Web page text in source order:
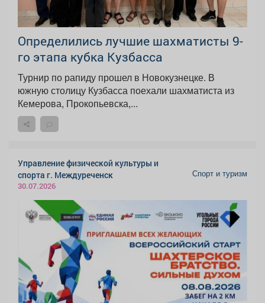
Определились лучшие шахматисты 9-
го этапа кубка Кузбасса
Турнир по рапиду прошел в Новокузнецке. В
южную столицу Кузбасса поехали шахматиста из
Кемерова, Прокопьевска,...
Управление физической культуры и
спорта г. Междуреченск
30.07.2026
Спорт и туризм